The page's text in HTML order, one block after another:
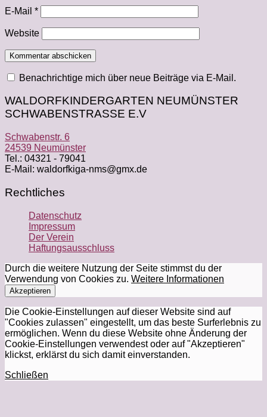
E-Mail *
Website
Benachrichtige mich über neue Beiträge via E-Mail.
WALDORFKINDERGARTEN NEUMÜNSTER
SCHWABENSTRASSE E.V
Schwabenstr. 6
24539 Neumünster
Tel.: 04321 - 79041
E-Mail: waldorfkiga-nms@gmx.de
Rechtliches
Datenschutz
Impressum
Der Verein
Haftungsausschluss
Durch die weitere Nutzung der Seite stimmst du der
Verwendung von Cookies zu. Weitere Informationen
Akzeptieren
Die Cookie-Einstellungen auf dieser Website sind auf
"Cookies zulassen" eingestellt, um das beste Surferlebnis zu
ermöglichen. Wenn du diese Website ohne Änderung der
Cookie-Einstellungen verwendest oder auf "Akzeptieren"
klickst, erklärst du sich damit einverstanden.
Schließen